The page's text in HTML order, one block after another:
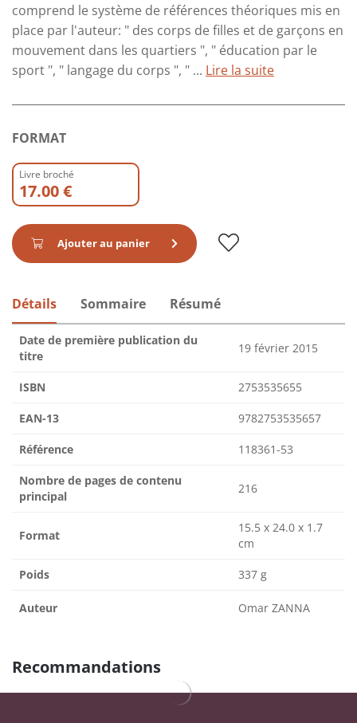
comprend le système de références théoriques mis en
place par l'auteur: " des corps de filles et de garçons en
mouvement dans les quartiers ", " éducation par le
sport ", " langage du corps ", " ... Lire la suite
FORMAT
Livre broché
17.00 €
Ajouter au panier
Détails Sommaire Résumé
Date de première publication du
titre
19 février 2015
ISBN 2753535655
EAN-13 9782753535657
Référence 118361-53
Nombre de pages de contenu
principal
216
Format
15.5 x 24.0 x 1.7
cm
Poids 337 g
Auteur Omar ZANNA
Recommandations